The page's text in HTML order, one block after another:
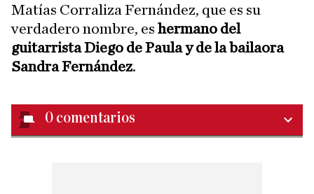
Matías Corraliza Fernández, que es su
verdadero nombre, es hermano del
guitarrista Diego de Paula y de la bailaora
Sandra Fernández.
0 comentarios